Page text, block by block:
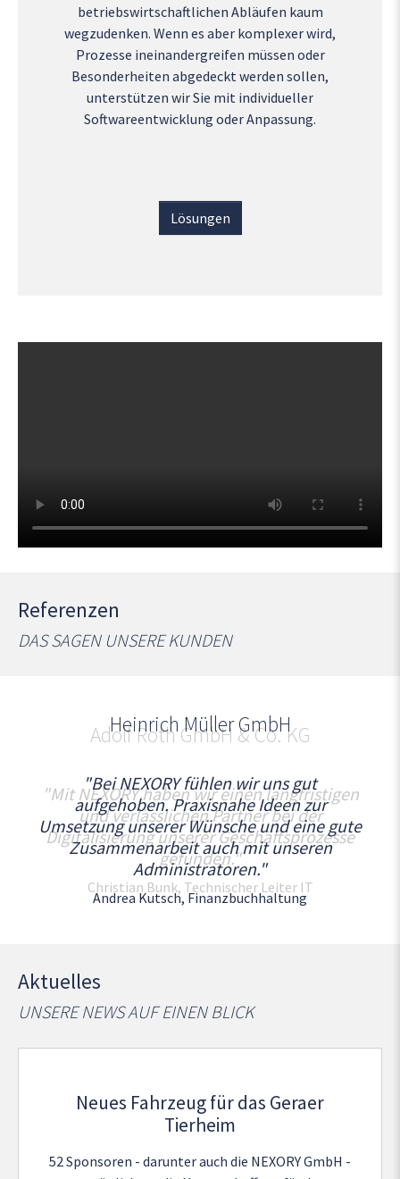
betriebswirtschaftlichen Abläufen kaum
wegzudenken. Wenn es aber komplexer wird,
Prozesse ineinandergreifen müssen oder
Besonderheiten abgedeckt werden sollen,
unterstützen wir Sie mit individueller
Softwareentwicklung oder Anpassung.
Lösungen
Referenzen
DAS SAGEN UNSERE KUNDEN
Adolf Roth GmbH & Co. KG
"Mit NEXORY haben wir einen langfristigen
und verlässlichen Partner bei der
Digitalisierung unserer Geschäftsprozesse
gefunden."
Christian Bunk, Technischer Leiter IT
Aktuelles
UNSERE NEWS AUF EINEN BLICK
Neues Fahrzeug für das Geraer
Tierheim
52 Sponsoren - darunter auch die NEXORY GmbH -